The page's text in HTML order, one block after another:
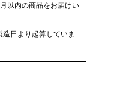
以内の商品をお届けい
日より起算していま